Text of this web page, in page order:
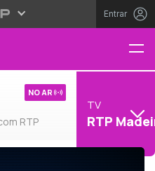
Entrar
RTP
NO AR
TV
RTP